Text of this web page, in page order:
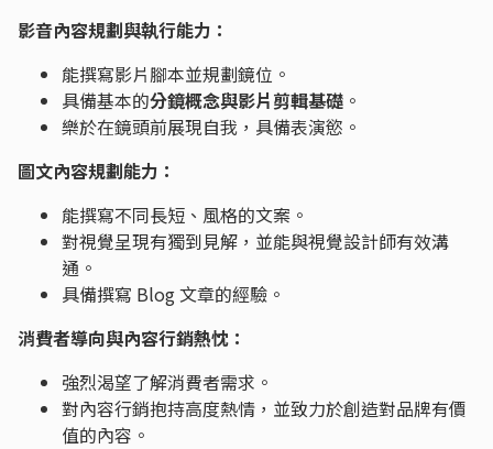
影音內容規劃與執行能力：
能撰寫影片腳本並規劃鏡位。
具備基本的分鏡概念與影片剪輯基礎 。
樂於在鏡頭前展現自我，具備表演慾。
圖文內容規劃能力：
能撰寫不同長短、風格的文案。
對視覺呈現有獨到見解，並能與視覺設計師有效溝
通。
具備撰寫 Blog 文章的經驗。
消費者導向與內容行銷熱忱：
強烈渴望了解消費者需求。
對內容行銷抱持高度熱情，並致力於創造對品牌有價
值的內容。